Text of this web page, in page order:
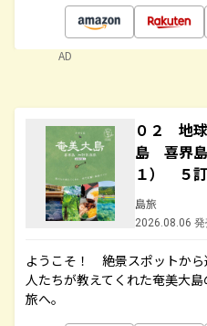
AD
０２ 地
島 喜界
１） ５
島旅
2026.08.06
ようこそ！ 絶景スポットから
人たちが教えてくれた奄美大
旅へ。